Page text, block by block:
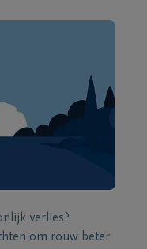
verlies?
om rouw beter